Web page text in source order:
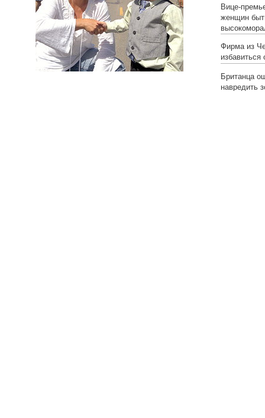
Вице-
женщин
Фирма из
избавиться
Британца
навредить